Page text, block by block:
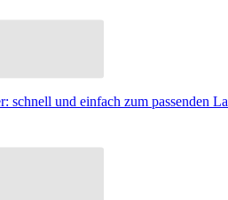
schnell und einfach zum passenden